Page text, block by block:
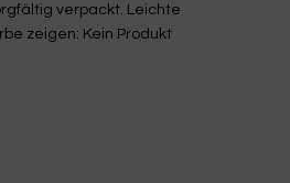
verpackt. Leichte
zeigen: Kein Produkt